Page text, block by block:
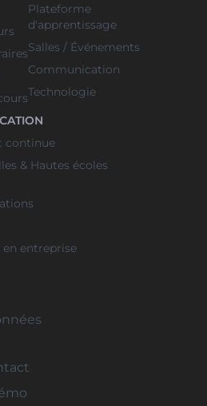
Plateforme
d'apprentissage
Salles / Événements
Communication
Technologie
continue
& Hautes écoles
entreprise